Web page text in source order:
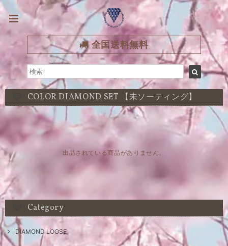
全国送料無料
COLOR DIAMOND SET 【未ソーティング】
出品されている商品がありません。
Category
DIAMOND LOOSE